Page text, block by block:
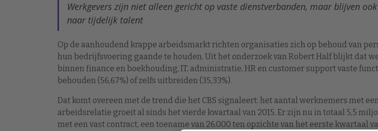
Werkgevers zijn niet alleen gericht op vaste dienstverbanden, maar blijven
naar tijdelijk talent
Op de aanhoudend krappe arbeidsmarkt richten organisaties zich op behoud van
hun bedrijfsvoering gaande te houden. Uit het onderzoek van Robert Half blijkt dat
binnen finance en boekhouding, IT, administratie, HR en customer support vaste
behouden (56,67%) of zelfs uitbreiden (35,33%).
Dat komt overeen met de trend die het CBS signaleert: het aantal werknemers met
arbeidsrelatie groeit al sinds het vierde kwartaal van 2015. Er zijn nu in totaal 5,5
met een vast contract, een toename van 26.000 ten opzichte van het eerste kwartaal